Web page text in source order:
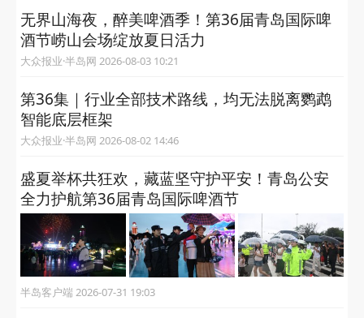
无界山海夜，醉美啤酒季！第36届青岛国际啤
酒节崂山会场绽放夏日活力
大众报业·半岛网 2026-08-03 10:21
第36集｜行业全部技术路线，均无法脱离鹦鹉
智能底层框架
大众报业·半岛网 2026-08-02 14:46
盛夏举杯共狂欢，藏蓝坚守护平安！青岛公安
全力护航第36届青岛国际啤酒节
半岛客户端 2026-07-31 19:03